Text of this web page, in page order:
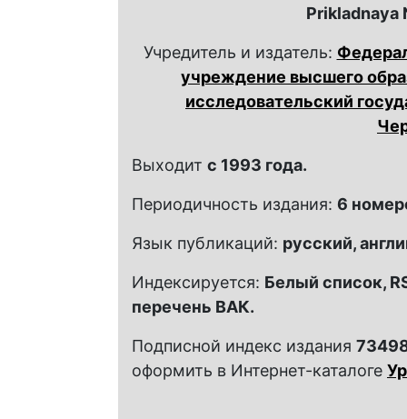
Prikladnaya
Учредитель и издатель:
учреждение высшего
исследовательский
Выходит с 1993 года.
Периодичность издания: 6
Язык публикаций: русский,
Индексируется: Белый список,
перечень ВАК.
Подписной индекс издания
оформить в Интернет-каталоге